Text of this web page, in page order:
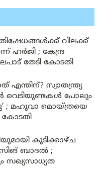
വിലക്ക്
ഹർജി ; കേന്ദ്ര
തേടി കോടതി
എന്തിന്? സ്വാതന്ത്ര്യ
വെടിയുണ്ടകൾ പോലും
; മഹുവാ മൊയ്ത്രയെ
കോടതി
കൂടിക്കാഴ്ച
ബാദൽ ;
സഖ്യസാധ്യത